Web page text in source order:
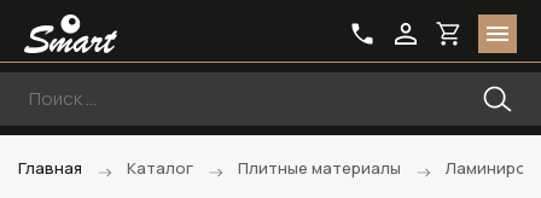
Главная Каталог Плитные материалы